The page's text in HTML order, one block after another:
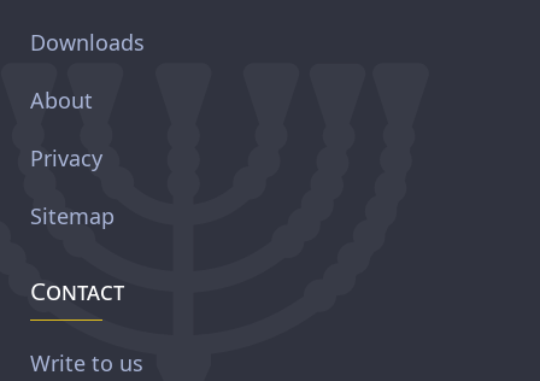
Downloads
About
Privacy
Sitemap
Contact
Write to us